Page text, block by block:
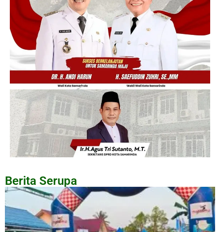
Berita Serupa